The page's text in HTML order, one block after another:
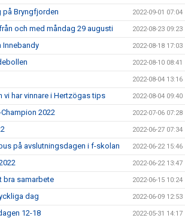
på Bryngfjorden 2022-09-01 07:04
och med måndag 29 augusti 2022-08-23 09:23
Innebandy 2022-08-18 17:03
2022-08-10 08:41
2022-08-04 13:16
vi har vinnare i Hertzögas tips 2022-08-04 09:40
2022 2022-07-06 07:28
2022-06-27 07:34
på avslutningsdagen i f-skolan 2022-06-22 15:46
2022-06-22 13:47
bra samarbete 2022-06-15 10:24
dag 2022-06-09 12:53
12-18 2022-05-31 14:17